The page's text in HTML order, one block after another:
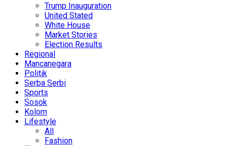
Trump Inauguration
United Stated
White House
Market Stories
Election Results
Regional
Mancanegara
Politik
Serba Serbi
Sports
Sosok
Kolom
Lifestyle
All
Fashion